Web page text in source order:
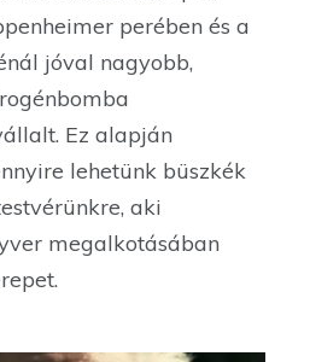
perében és a
jóval nagyobb,
Ez alapján
lehetünk büszkék
aki
megalkotásában